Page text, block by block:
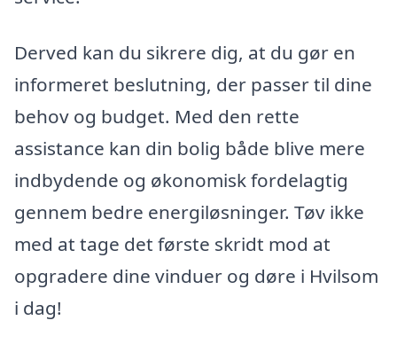
Derved kan du sikrere dig, at du gør en
informeret beslutning, der passer til dine
behov og budget. Med den rette
assistance kan din bolig både blive mere
indbydende og økonomisk fordelagtig
gennem bedre energiløsninger. Tøv ikke
med at tage det første skridt mod at
opgradere dine vinduer og døre i Hvilsom
i dag!